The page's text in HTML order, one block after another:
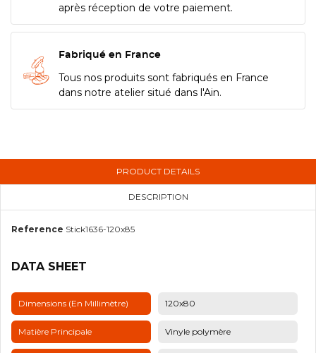
après réception de votre paiement.
Fabriqué en France
Tous nos produits sont fabriqués en France
dans notre atelier situé dans l'Ain.
PRODUCT DETAILS
DESCRIPTION
Reference Stick1636-120x85
DATA SHEET
Dimensions (en Millimètre) 120x80
Matière Principale Vinyle polymère